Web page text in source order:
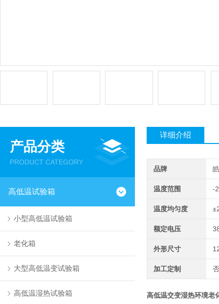
产品分类
PRODUCT CATEGORY
高低温试验箱
小型高低温试验箱
老化箱
大型高低温变试验箱
高低温湿热试验箱
详细介绍
品牌
温度范围 -
温度均匀度
额定电压
外形尺寸
加工定制
高低温交变湿热环境老